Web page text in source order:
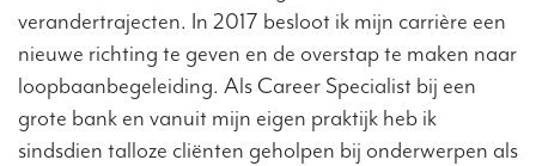
verandertrajecten. In 2017 besloot ik mijn carrière een
nieuwe richting te geven en de overstap te maken naar
loopbaanbegeleiding. Als Career Specialist bij een
grote bank en vanuit mijn eigen praktijk heb ik
sindsdien talloze cliënten geholpen bij onderwerpen als